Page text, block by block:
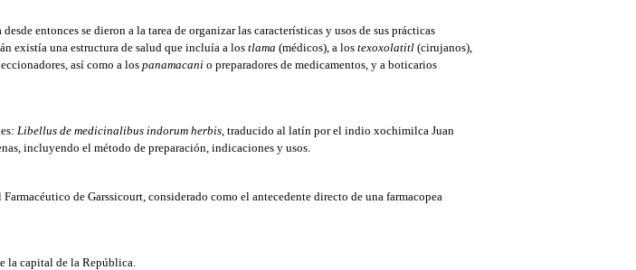
entonces se dieron a la tarea de organizar las características y usos de sus prácticas
existía una estructura de salud que incluía a lostlama (médicos), a los texoxolatitl (cirujanos),
así como a los panamacani o preparadores de medicamentos, y a boticarios
Libellus de medicinalibus indorum herbis, traducido al latín por el indio xochimilca Juan
incluyendo el método de preparación, indicaciones y usos.
de Garssicourt, considerado como el antecedente directo de una farmacopea
la capital de la República.